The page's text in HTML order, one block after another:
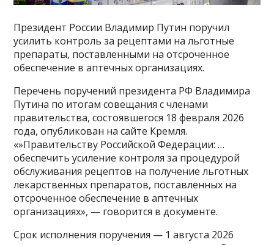
Президент России Владимир Путин поручил
усилить контроль за рецептами на льготные
препараты, поставленными на отсроченное
обеспечение в аптечных организациях.
Перечень поручений президента РФ Владимира
Путина по итогам совещания с членами
правительства, состоявшегося 18 февраля 2026
года, опубликован на сайте Кремля.
«»Правительству Российской Федерации: …
обеспечить усиление контроля за процедурой
обслуживания рецептов на получение льготных
лекарственных препаратов, поставленных на
отсроченное обеспечение в аптечных
организациях», — говорится в документе.
Срок исполнения поручения — 1 августа 2026